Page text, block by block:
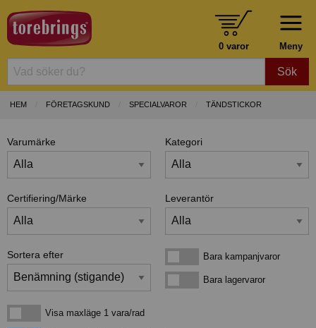
Meny
0 varor
Sök
HEM FÖRETAGSKUND SPECIALVAROR TÄNDSTICKOR
Varumärke Kategori
Certifiering/Märke Leverantör
Sortera efter Bara kampanjvarorBara kampanjvaror
Bara lagervarorBara lagervaror
Visa maxläge 1 vara/rad
Visa maxläge 1 vara/rad